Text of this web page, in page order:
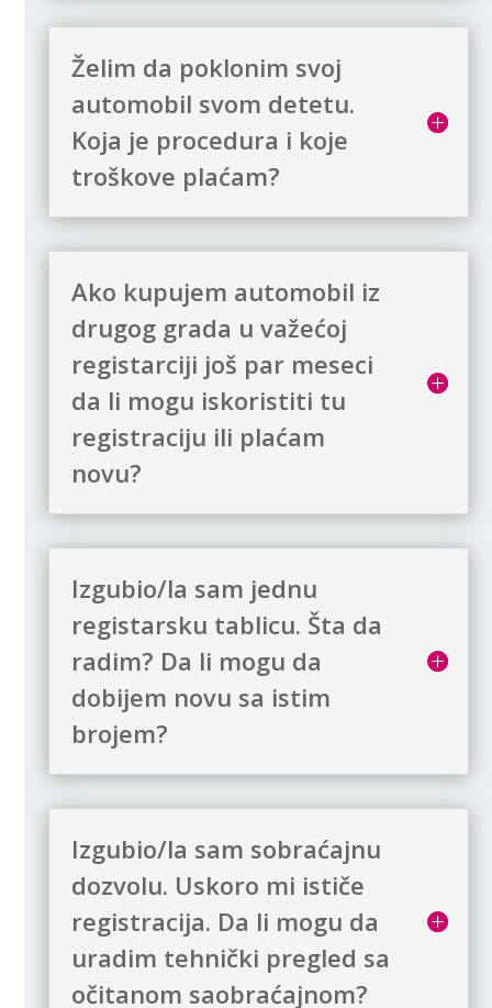
Želim da poklonim svoj
automobil svom detetu.
Koja je procedura i koje
troškove plaćam?
Ako kupujem automobil iz
drugog grada u važećoj
registarciji još par meseci
da li mogu iskoristiti tu
registraciju ili plaćam
novu?
Izgubio/la sam jednu
registarsku tablicu. Šta da
radim? Da li mogu da
dobijem novu sa istim
brojem?
Izgubio/la sam sobraćajnu
dozvolu. Uskoro mi ističe
registracija. Da li mogu da
uradim tehnički pregled sa
očitanom saobraćajnom?